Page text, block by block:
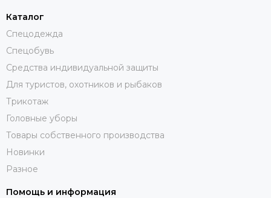
Каталог
Спецодежда
Спецобувь
Средства индивидуальной защиты
Для туристов, охотников и рыбаков
Трикотаж
Головные уборы
Товары собственного производства
Новинки
Разное
Помощь и информация